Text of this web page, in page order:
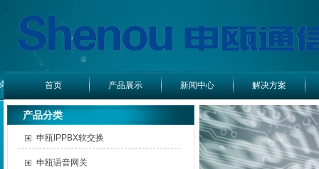
首页 产品展示 新闻中心 解决方案
产品分类
申瓯IPPBX软交换
申瓯语音网关